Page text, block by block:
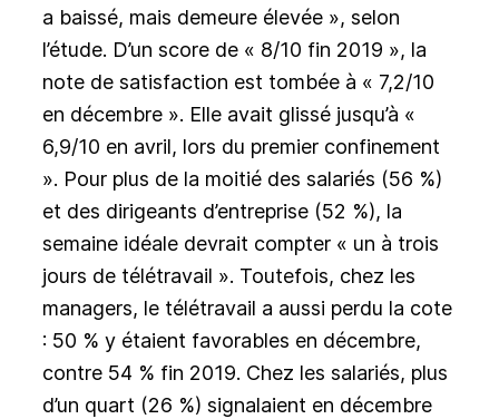
a baissé, mais demeure élevée », selon
l’étude. D’un score de « 8/10 fin 2019 », la
note de satisfaction est tombée à « 7,2/10
en décembre ». Elle avait glissé jusqu’à «
6,9/10 en avril, lors du premier confinement
». Pour plus de la moitié des salariés (56 %)
et des dirigeants d’entreprise (52 %), la
semaine idéale devrait compter « un à trois
jours de télétravail ». Toutefois, chez les
managers, le télétravail a aussi perdu la cote
: 50 % y étaient favorables en décembre,
contre 54 % fin 2019. Chez les salariés, plus
d’un quart (26 %) signalaient en décembre